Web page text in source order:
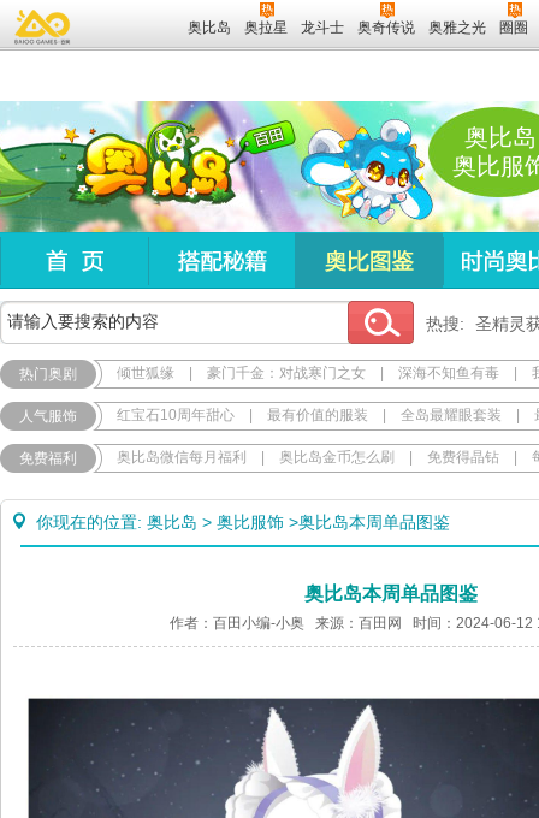
奥比岛 奥拉星 龙斗士 奥奇传说 奥雅之光 圈圈
奥比岛
奥比服
热搜: 圣精灵
热门奥剧 倾世狐缘 豪门千金：对战寒门之女 深海不知鱼有毒
人气服饰 红宝石10周年甜心 最有价值的服装 全岛最耀眼套装
免费福利 奥比岛微信每月福利 奥比岛金币怎么刷 免费得晶钻
你现在的位置: 奥比岛 > 奥比服饰 >奥比岛本周单品图鉴
奥比岛本周单品图鉴
作者：百田小编-小奥 来源：百田网 时间：2024-06-